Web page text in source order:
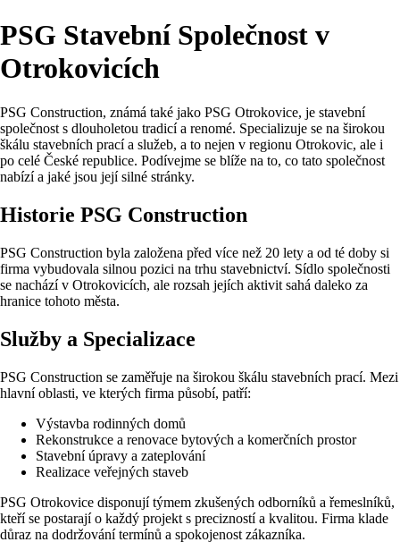
PSG Stavební Společnost v
Otrokovicích
PSG Construction, známá také jako PSG Otrokovice, je stavební
společnost s dlouholetou tradicí a renomé. Specializuje se na širokou
škálu stavebních prací a služeb, a to nejen v regionu Otrokovic, ale i
po celé České republice. Podívejme se blíže na to, co tato společnost
nabízí a jaké jsou její silné stránky.
Historie PSG Construction
PSG Construction byla založena před více než 20 lety a od té doby si
firma vybudovala silnou pozici na trhu stavebnictví. Sídlo společnosti
se nachází v Otrokovicích, ale rozsah jejích aktivit sahá daleko za
hranice tohoto města.
Služby a Specializace
PSG Construction se zaměřuje na širokou škálu stavebních prací. Mezi
hlavní oblasti, ve kterých firma působí, patří:
Výstavba rodinných domů
Rekonstrukce a renovace bytových a komerčních prostor
Stavební úpravy a zateplování
Realizace veřejných staveb
PSG Otrokovice disponují týmem zkušených odborníků a řemeslníků,
kteří se postarají o každý projekt s precizností a kvalitou. Firma klade
důraz na dodržování termínů a spokojenost zákazníka.